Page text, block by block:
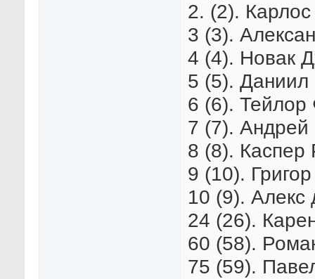
2. (2).
3 (3).
4 (4). Новак
5 (5).
6 (6).
7 (7). Андрей
8 (8). Каспер
9 (10).
10 (9). Алекс
24 (26).
60 (58).
75 (59).